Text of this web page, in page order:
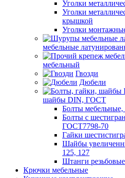
Уголки
Уголки
крышкой
Уголки
мебельные
мебельный
Гвозди
Дюбели
шайбы DIN, ГОСТ
Болты
Болты с
ГОСТ7798-70
Гайки
Шайбы
125, 127
Штанги
Крючки мебельные